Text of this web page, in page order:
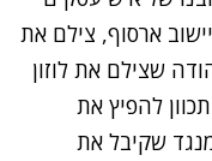
ארסוף, צילם את
שצילם את לוזון
להפיץ את
השני, בן 19, טען מנגד שקיבל את